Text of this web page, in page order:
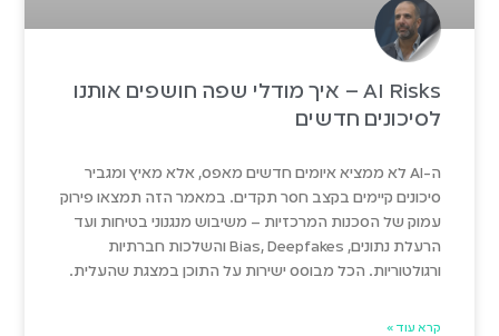
AI Risks – איך מודלי שפה חושפים אותנו
לסיכונים חדשים
ה-AI לא ממציא איומים חדשים מאפס, אלא מאיץ ומגביר
סיכונים קיימים בקצב חסר תקדים. במאמר הזה תמצאו פירוק
עמוק של הסכנות המרכזיות – משיבוש מנגנוני בטיחות ועד
הרעלת נתונים, Bias, Deepfakes והשלכות חברתיות
ורגולטוריות. הכל מבוסס ישירות על התוכן במצגת שהעלית.
קרא עוד »